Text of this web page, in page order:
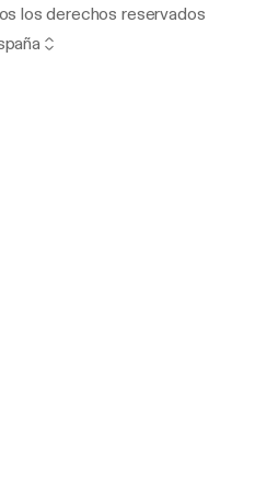
los derechos reservados